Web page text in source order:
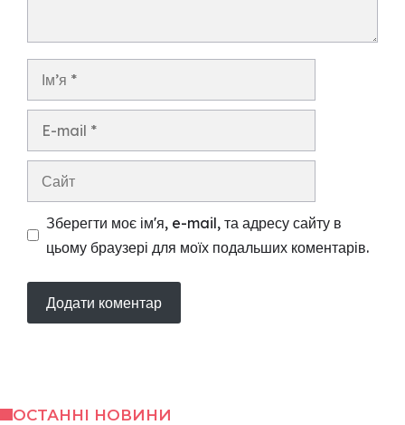
Зберегти моє ім'я, e-mail, та адресу сайту в
цьому браузері для моїх подальших коментарів.
ОСТАННІ НОВИНИ